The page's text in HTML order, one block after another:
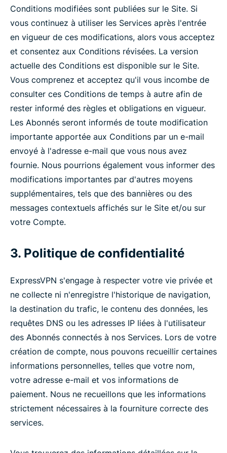
Conditions modifiées sont publiées sur le Site. Si
vous continuez à utiliser les Services après l'entrée
en vigueur de ces modifications, alors vous acceptez
et consentez aux Conditions révisées. La version
actuelle des Conditions est disponible sur le Site.
Vous comprenez et acceptez qu'il vous incombe de
consulter ces Conditions de temps à autre afin de
rester informé des règles et obligations en vigueur.
Les Abonnés seront informés de toute modification
importante apportée aux Conditions par un e-mail
envoyé à l'adresse e-mail que vous nous avez
fournie. Nous pourrions également vous informer des
modifications importantes par d'autres moyens
supplémentaires, tels que des bannières ou des
messages contextuels affichés sur le Site et/ou sur
votre Compte.
3. Politique de confidentialité
ExpressVPN s'engage à respecter votre vie privée et
ne collecte ni n'enregistre l'historique de navigation,
la destination du trafic, le contenu des données, les
requêtes DNS ou les adresses IP liées à l'utilisateur
des Abonnés connectés à nos Services. Lors de votre
création de compte, nous pouvons recueillir certaines
informations personnelles, telles que votre nom,
votre adresse e-mail et vos informations de
paiement. Nous ne recueillons que les informations
strictement nécessaires à la fourniture correcte des
services.